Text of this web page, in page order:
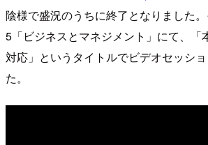
陰様で盛況のうちに終了となりました
5「ビジネスとマネジメント」にて、「
対応」というタイトルでビデオセッシ
た。